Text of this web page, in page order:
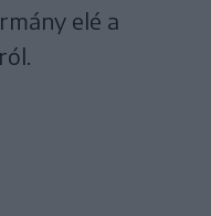
elé a